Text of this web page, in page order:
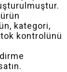
kategori,
kontrolünü